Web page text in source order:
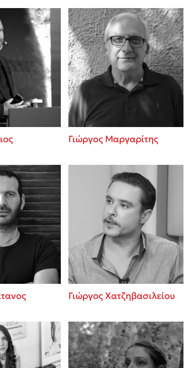
Γιώργος Μαργαρίτης
Γιώργος Χατζηβασιλείου